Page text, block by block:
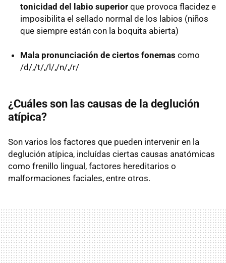
tonicidad del labio superior que provoca flacidez e
imposibilita el sellado normal de los labios (niños
que siempre están con la boquita abierta)
Mala pronunciación de ciertos fonemas como
/d/,/t/,/l/,/n/,/r/
¿Cuáles son las causas de la deglución
atípica?
Son varios los factores que pueden intervenir en la
deglución atípica, incluídas ciertas causas anatómicas
como frenillo lingual, factores hereditarios o
malformaciones faciales, entre otros.